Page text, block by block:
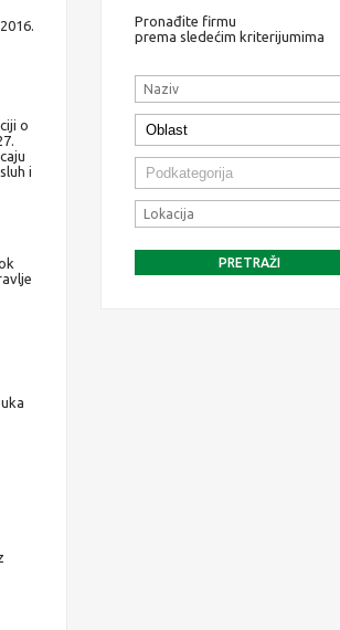
o
i
Pronađite firmu
prema sledećim kriterijumima